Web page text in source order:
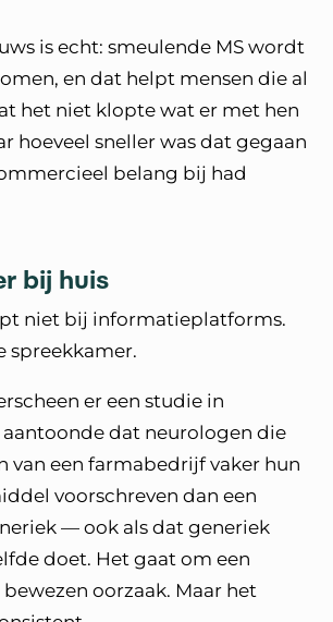
is echt: smeulende MS wordt
en dat helpt mensen die al
het niet klopte wat er met hen
hoeveel sneller was dat gegaan
belang bij had
bij huis
niet bij informatieplatforms.
spreekkamer.
er een studie in
dat neurologen die
van een farmabedrijf vaker hun
voorschreven dan een
— ook als dat generiek
doet. Het gaat om een
oorzaak. Maar het